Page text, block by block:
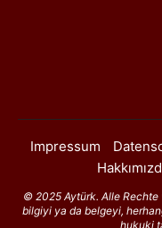
Impressum
© 2025 Aytürk. Alle Rechte
bilgiyi ya da belgeyi,
hukuki